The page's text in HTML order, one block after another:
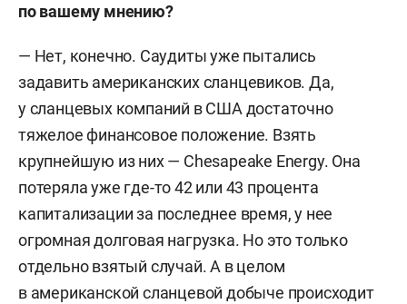
по вашему мнению?
— Нет, конечно. Саудиты уже пытались
задавить американских сланцевиков. Да,
у сланцевых компаний в США достаточно
тяжелое финансовое положение. Взять
крупнейшую из них — Chesapeake Energy. Она
потеряла уже где-то 42 или 43 процента
капитализации за последнее время, у нее
огромная долговая нагрузка. Но это только
отдельно взятый случай. А в целом
в американской сланцевой добыче происходит